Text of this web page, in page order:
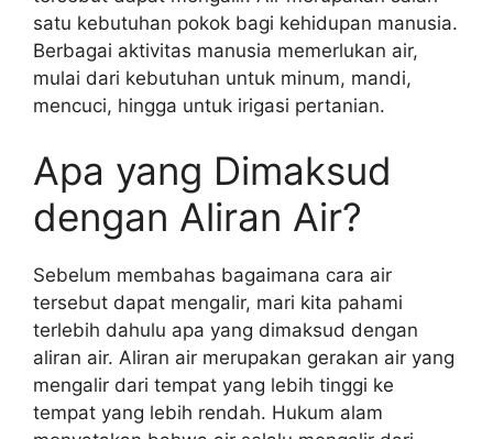
satu kebutuhan pokok bagi kehidupan manusia.
Berbagai aktivitas manusia memerlukan air,
mulai dari kebutuhan untuk minum, mandi,
mencuci, hingga untuk irigasi pertanian.
Apa yang Dimaksud
dengan Aliran Air?
Sebelum membahas bagaimana cara air
tersebut dapat mengalir, mari kita pahami
terlebih dahulu apa yang dimaksud dengan
aliran air. Aliran air merupakan gerakan air yang
mengalir dari tempat yang lebih tinggi ke
tempat yang lebih rendah. Hukum alam